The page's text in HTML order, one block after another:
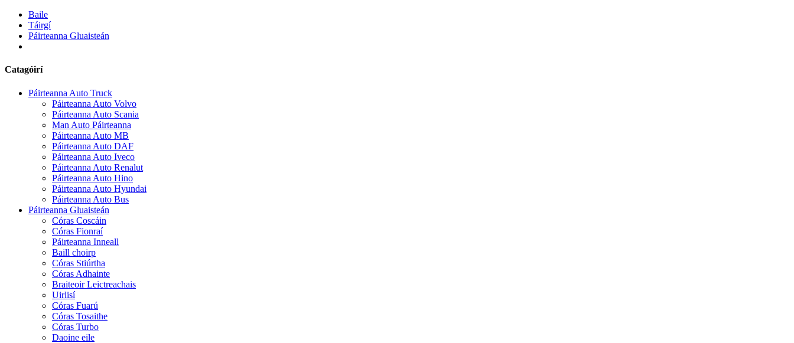
Baile
Táirgí
Páirteanna Gluaisteán
Catagóirí
Páirteanna Auto Truck
Páirteanna Auto Volvo
Páirteanna Auto Scania
Man Auto Páirteanna
Páirteanna Auto MB
Páirteanna Auto DAF
Páirteanna Auto Iveco
Páirteanna Auto Renalut
Páirteanna Auto Hino
Páirteanna Auto Hyundai
Páirteanna Auto Bus
Páirteanna Gluaisteán
Córas Coscáin
Córas Fionraí
Páirteanna Inneall
Baill choirp
Córas Stiúrtha
Córas Adhainte
Braiteoir Leictreachais
Uirlisí
Córas Fuarú
Córas Tosaithe
Córas Turbo
Daoine eile